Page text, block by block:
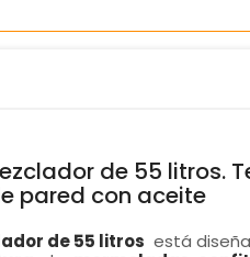
de 55 litros.
pared con aceite
de 55 litros está